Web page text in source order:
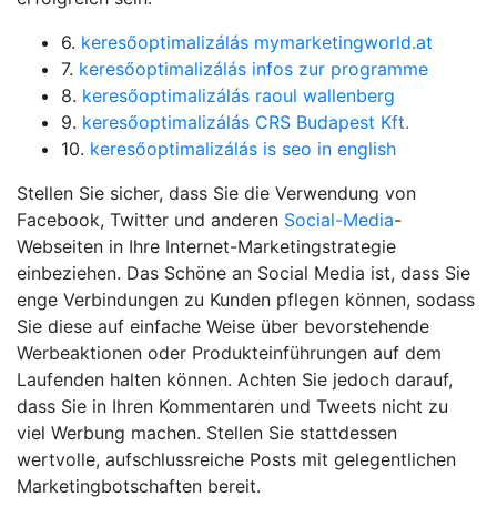
6. keresőoptimalizálás mymarketingworld.at
7. keresőoptimalizálás infos zur programme
8. keresőoptimalizálás raoul wallenberg
9. keresőoptimalizálás CRS Budapest Kft.
10. keresőoptimalizálás is seo in english
Stellen Sie sicher, dass Sie die Verwendung von
Facebook, Twitter und anderen Social-Media-
Webseiten in Ihre Internet-Marketingstrategie
einbeziehen. Das Schöne an Social Media ist, dass Sie
enge Verbindungen zu Kunden pflegen können, sodass
Sie diese auf einfache Weise über bevorstehende
Werbeaktionen oder Produkteinführungen auf dem
Laufenden halten können. Achten Sie jedoch darauf,
dass Sie in Ihren Kommentaren und Tweets nicht zu
viel Werbung machen. Stellen Sie stattdessen
wertvolle, aufschlussreiche Posts mit gelegentlichen
Marketingbotschaften bereit.